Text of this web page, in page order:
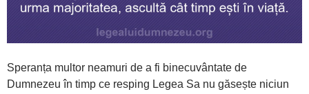
Speranța multor neamuri de a fi binecuvântate de
Dumnezeu în timp ce resping Legea Sa nu găsește niciun